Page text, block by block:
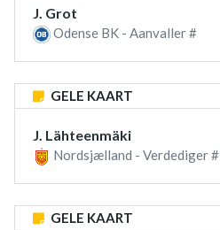
J. Grot
Odense BK - Aanvaller #
GELE KAART
J. Lähteenmäki
Nordsjælland - Verdediger #
GELE KAART